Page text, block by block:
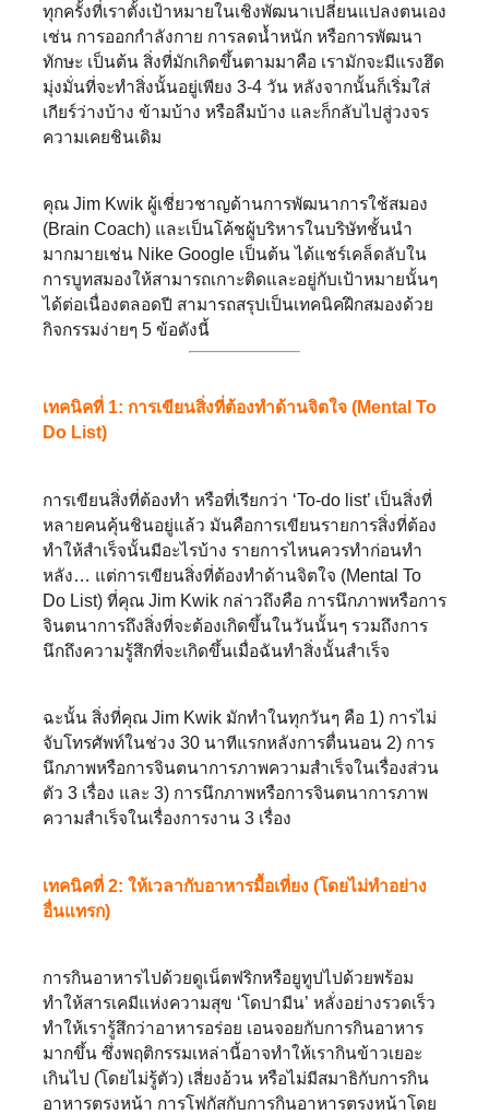
ทุกครั้งที่เราตั้งเป้าหมายในเชิงพัฒนาเปลี่ยนแปลงตนเอง
เช่น การออกกำลังกาย การลดน้ำหนัก หรือการพัฒนา
ทักษะ เป็นต้น สิ่งที่มักเกิดขึ้นตามมาคือ เรามักจะมีแรงฮึด
มุ่งมั่นที่จะทำสิ่งนั้นอยู่เพียง 3-4 วัน หลังจากนั้นก็เริ่มใส่
เกียร์ว่างบ้าง ข้ามบ้าง หรือลืมบ้าง และก็กลับไปสู่วงจร
ความเคยชินเดิม
คุณ Jim Kwik ผู้เชี่ยวชาญด้านการพัฒนาการใช้สมอง
(Brain Coach) และเป็นโค้ชผู้บริหารในบริษัทชั้นนำ
มากมายเช่น Nike Google เป็นต้น ได้แชร์เคล็ดลับใน
การบูทสมองให้สามารถเกาะติดและอยู่กับเป้าหมายนั้นๆ
ได้ต่อเนื่องตลอดปี สามารถสรุปเป็นเทคนิคฝึกสมองด้วย
กิจกรรมง่ายๆ 5 ข้อดังนี้
เทคนิคที่ 1: การเขียนสิ่งที่ต้องทำด้านจิตใจ (Mental To
Do List)
การเขียนสิ่งที่ต้องทำ หรือที่เรียกว่า ‘To-do list’ เป็นสิ่งที่
หลายคนคุ้นชินอยู่แล้ว มันคือการเขียนรายการสิ่งที่ต้อง
ทำให้สำเร็จนั้นมีอะไรบ้าง รายการไหนควรทำก่อนทำ
หลัง… แต่การเขียนสิ่งที่ต้องทำด้านจิตใจ (Mental To
Do List) ที่คุณ Jim Kwik กล่าวถึงคือ การนึกภาพหรือการ
จินตนาการถึงสิ่งที่จะต้องเกิดขึ้นในวันนั้นๆ รวมถึงการ
นึกถึงความรู้สึกที่จะเกิดขึ้นเมื่อฉันทำสิ่งนั้นสำเร็จ
ฉะนั้น สิ่งที่คุณ Jim Kwik มักทำในทุกวันๆ คือ 1) การไม่
จับโทรศัพท์ในช่วง 30 นาทีแรกหลังการตื่นนอน 2) การ
นึกภาพหรือการจินตนาการภาพความสำเร็จในเรื่องส่วน
ตัว 3 เรื่อง และ 3) การนึกภาพหรือการจินตนาการภาพ
ความสำเร็จในเรื่องการงาน 3 เรื่อง
เทคนิคที่ 2: ให้เวลากับอาหารมื้อเที่ยง (โดยไม่ทำอย่าง
อื่นแทรก)
การกินอาหารไปด้วยดูเน็ตฟริกหรือยูทูปไปด้วยพร้อม
ทำให้สารเคมีแห่งความสุข ‘โดปามีน’ หลั่งอย่างรวดเร็ว
ทำให้เรารู้สึกว่าอาหารอร่อย เอนจอยกับการกินอาหาร
มากขึ้น ซึ่งพฤติกรรมเหล่านี้อาจทำให้เรากินข้าวเยอะ
เกินไป (โดยไม่รู้ตัว) เสี่ยงอ้วน หรือไม่มีสมาธิกับการกิน
อาหารตรงหน้า การโฟกัสกับการกินอาหารตรงหน้าโดย